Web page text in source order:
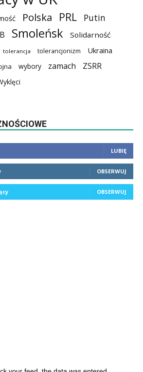
Polska PRL Putin
Smoleńsk Solidarność
tolerancja tolerancjonizm Ukraina
wybory zamach ZSRR
LUBIĘ
OBSERWUJ
OBSERWUJ